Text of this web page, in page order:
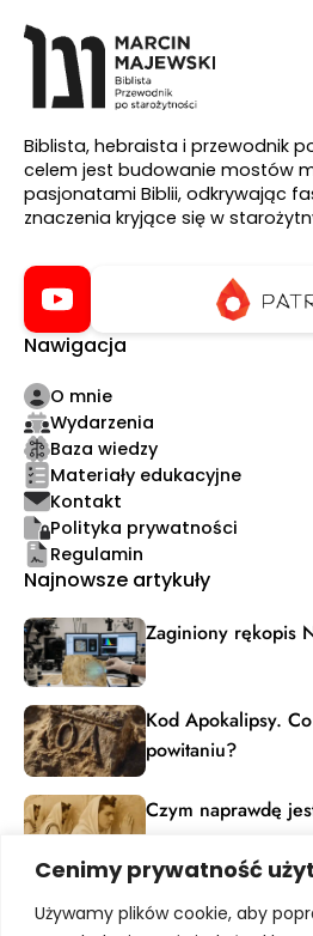
Cenimy prywatność
Używamy plików cookie, aby
Biblista, hebraista i przewodnik
celem jest budowanie mostów
pasjonatami Biblii, odkrywając
znaczenia kryjące się w
Nawigacja
O mnie
Wydarzenia
Baza wiedzy
Materiały edukacyjne
Kontakt
Polityka prywatności
Regulamin
Najnowsze artykuły
Zaginiony rękopis
Kod Apokalipsy.
powitaniu?
Czym naprawdę
Materiały edukacyjne
Dołącz do grona pasjonatów